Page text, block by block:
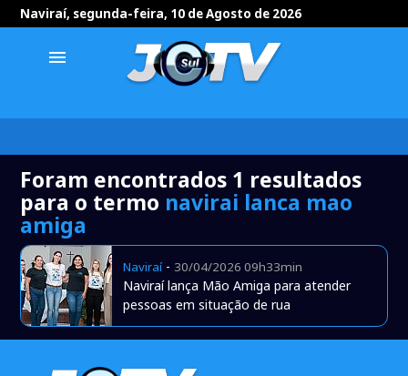
Naviraí, segunda-feira, 10 de Agosto de 2026
menu
Foram encontrados 1 resultados
para o termo navirai lanca mao
amiga
Naviraí- 30/04/2026 09h33min
Naviraí lança Mão Amiga para atender
pessoas em situação de rua